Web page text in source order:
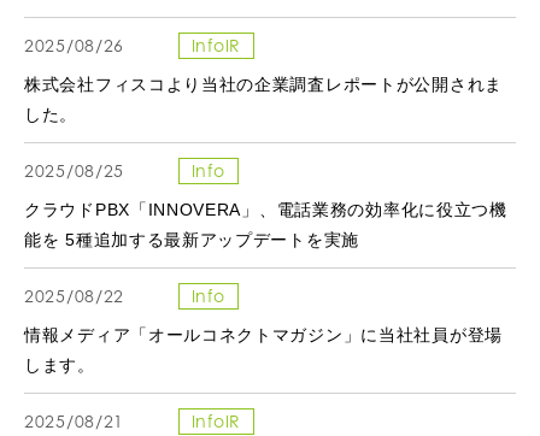
2025/08/26 InfoIR
株式会社フィスコより当社の企業調査レポートが公開されま
した。
2025/08/25 Info
クラウドPBX「INNOVERA」、電話業務の効率化に役立つ機
能を 5種追加する最新アップデートを実施
2025/08/22 Info
情報メディア「オールコネクトマガジン」に当社社員が登場
します。
2025/08/21 InfoIR